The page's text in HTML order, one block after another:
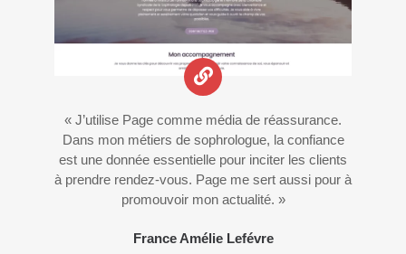
« J’utilise Page comme média de réassurance.
Dans mon métiers de sophrologue, la confiance
est une donnée essentielle pour inciter les clients
à prendre rendez-vous. Page me sert aussi pour à
promouvoir mon actualité. »
France Amélie Lefévre